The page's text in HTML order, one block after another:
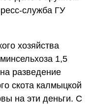
служба ГУ
хозяйства
1,5
разведение
скота калмыцкой
на эти деньги. С